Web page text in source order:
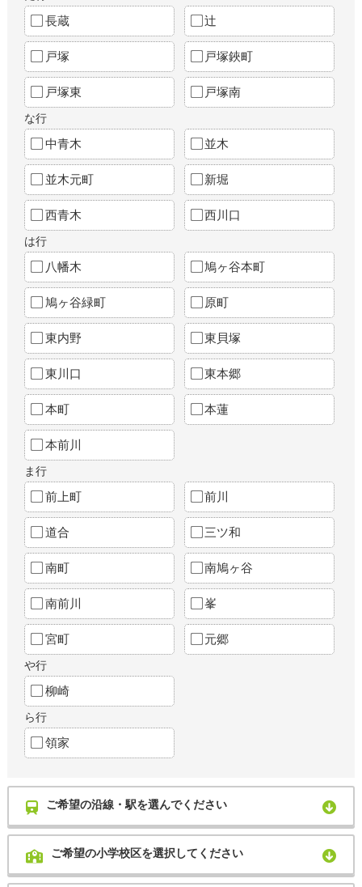
長蔵 辻
戸塚 戸塚鋏町
戸塚東 戸塚南
な行
中青木 並木
並木元町 新堀
西青木 西川口
は行
八幡木 鳩ヶ谷本町
鳩ヶ谷緑町 原町
東内野 東貝塚
東川口 東本郷
本町 本蓮
本前川
ま行
前上町 前川
道合 三ツ和
南町 南鳩ヶ谷
南前川 峯
宮町 元郷
や行
柳崎
ら行
領家
ご希望の沿線・駅を選んでください
ご希望の小学校区を選択してください